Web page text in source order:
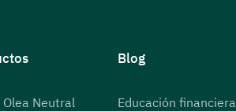
Olea Neutral
Blog
Educación financiera